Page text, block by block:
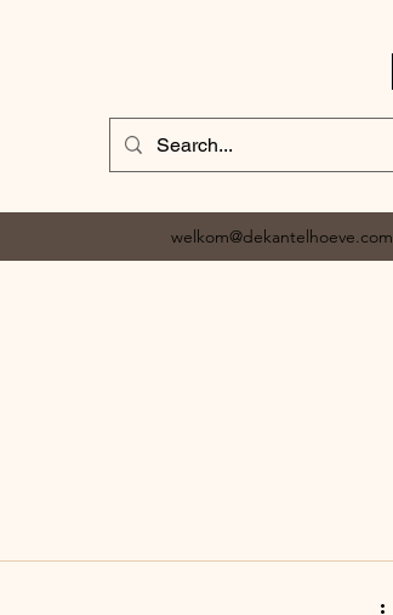
welkom@dekantelhoeve.com